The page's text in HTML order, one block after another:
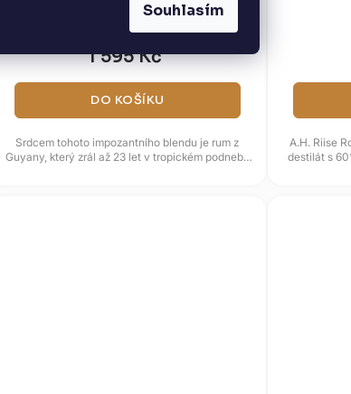
Souhlasím
1 595 Kč
DO KOŠÍKU
Srdcem tohoto impozantního blendu je rum z
Guyany, který zrál až 23 let v tropickém podnebí.
A.H. Riise
destilát s